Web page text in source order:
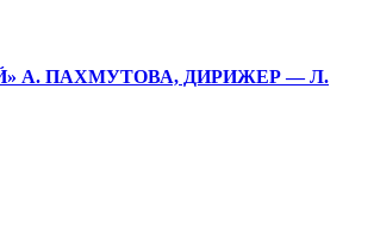
А. ПАХМУТОВА, ДИРИЖЕР — Л.